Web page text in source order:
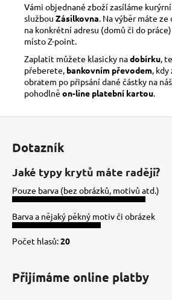
Vámi objednané zboží zasíláme kurýrní
službou Zásilkovna . Na výběr máte
na konkrétní adresu (domů či do
místo Z-point.
Zaplatit můžete klasicky nadobírku ,
přeberete, bankovním převodem ,
obratem po připsání dané částky na
pohodlně on-line platební kartou
Dotazník
Jaké typy krytů máte raději?
Pouze barva (bez obrázků, motivů atd.)
Barva a nějaký pěkný motiv či obrázek
Počet hlasů:20
Přijímáme online platby